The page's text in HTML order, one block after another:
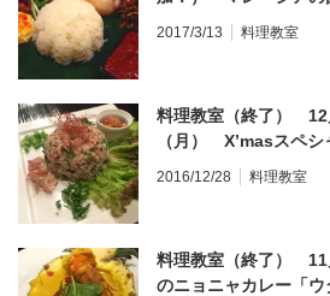
ンカレー「
Lemak & Chicken
2017/3/13 料理教室
料理教室（終了） 12
（月） X’masスペ
ニーチキン、黒蜜お
class, Nasi Ulam,
2016/12/28 料理教室
料理教室（終了）
のニョニャカレー「ウ